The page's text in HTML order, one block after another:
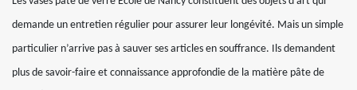
demande un entretien régulier pour assurer leur longévité. Mais un simple
particulier n’arrive pas à sauver ses articles en souffrance. Ils demandent
plus de savoir-faire et connaissance approfondie de la matière pâte de